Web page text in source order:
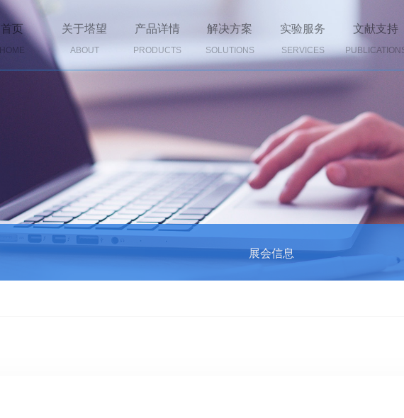
首页
HOME
关于塔望
ABOUT
产品详情
PRODUCTS
解决方案
SOLUTIONS
实验服务
SERVICES
文献支持
展会信息